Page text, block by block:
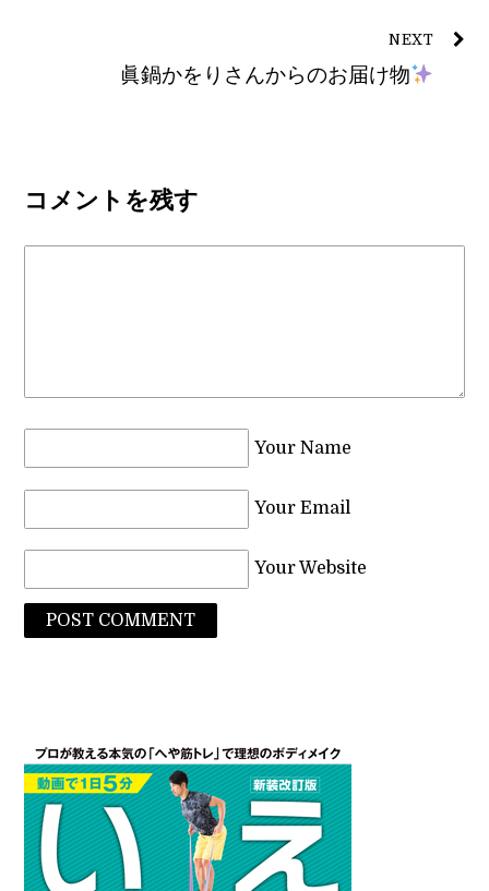
NEXT
眞鍋かをりさんからのお届け物
コメントを残す
Your Name
Your Email
Your Website